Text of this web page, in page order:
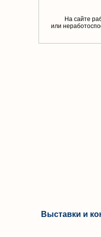
На сайте
или
Выставки и